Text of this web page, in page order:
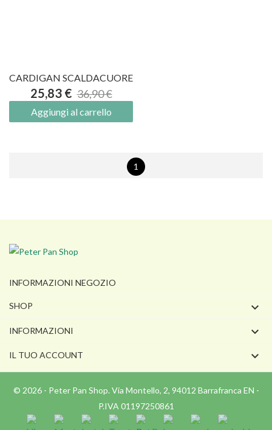
CARDIGAN SCALDACUORE
25,83 € 36,90 €
Aggiungi al carrello
1
INFORMAZIONI NEGOZIO
SHOP 
INFORMAZIONI 
IL TUO ACCOUNT 
© 2026 - Peter Pan Shop. Via Montello, 2, 94012 Barrafranca EN -
P.IVA 01197250861